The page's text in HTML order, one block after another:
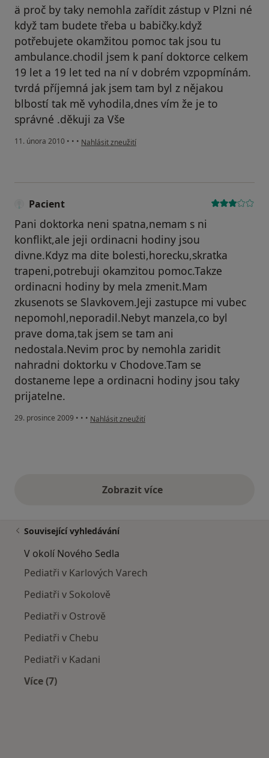
ä proč by taky nemohla zařídit zástup v Plzni né
když tam budete třeba u babičky.když
potřebujete okamžitou pomoc tak jsou tu
ambulance.chodil jsem k paní doktorce celkem
19 let a 19 let ted na ní v dobrém vzpopmínám.
tvrdá příjemná jak jsem tam byl z nějakou
blbostí tak mě vyhodila,dnes vím že je to
správné .děkuji za Vše
11. února 2010 • • • podle názoru uživatele Váš účet byl odstraněn
Nahlásit zneužití
Pacient
Pani doktorka neni spatna,nemam s ni
konflikt,ale jeji ordinacni hodiny jsou
divne.Kdyz ma dite bolesti,horecku,skratka
trapeni,potrebuji okamzitou pomoc.Takze
ordinacni hodiny by mela zmenit.Mam
zkusenots se Slavkovem.Jeji zastupce mi vubec
nepomohl,neporadil.Nebyt manzela,co byl
prave doma,tak jsem se tam ani
nedostala.Nevim proc by nemohla zaridit
nahradni doktorku v Chodove.Tam se
dostaneme lepe a ordinacni hodiny jsou taky
prijatelne.
29. prosince 2009 • • • podle názoru uživatele Pacient
Nahlásit zneužití
Zobrazit vícevýše uvedené názory
Související vyhledávání
V okolí Nového Sedla
Pediatři v Karlových Varech
Pediatři v Sokolově
Pediatři v Ostrově
Pediatři v Chebu
Pediatři v Kadani
Více (7)